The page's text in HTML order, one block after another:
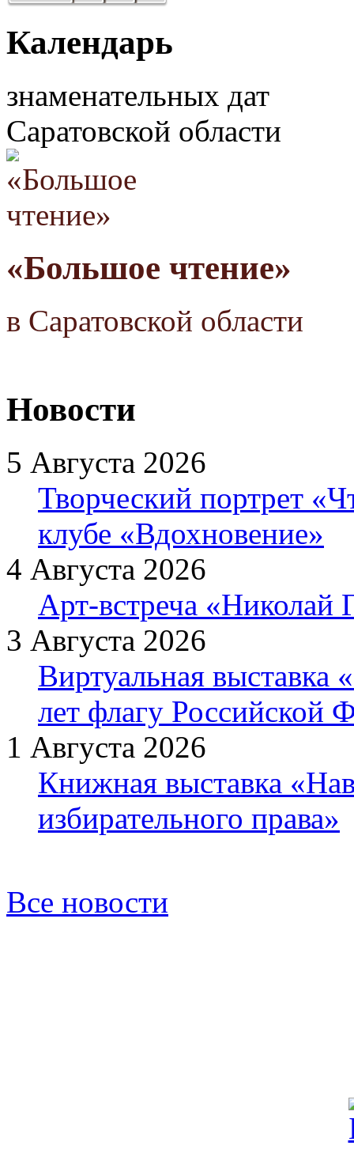
Календарь
знаменательных дат
Саратовской области
«Большое чтение»
в Саратовской области
Новости
5 Августа 2026
Творческий портрет
клубе «Вдохновение»
4 Августа 2026
Арт-встреча «Николай
3 Августа 2026
Виртуальная выставка
лет флагу Российской
1 Августа 2026
Книжная выставка
избирательного права»
Все новости